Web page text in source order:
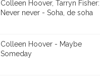
Colleen Hoover, Tarryn Fisher:
Never never - Soha, de soha
Colleen Hoover - Maybe
Someday